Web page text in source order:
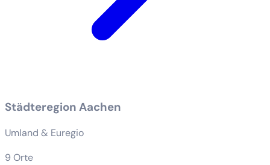
Städteregion Aachen
Umland & Euregio
9 Orte